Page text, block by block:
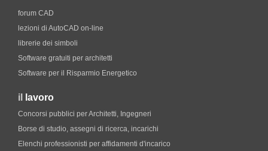
forum CAD
lezioni di AutoCAD on-line
librerie dei simboli
Software gratuiti per architetti
Software per il Risparmio Energetico
il lavoro
Concorsi pubblici per Architetti, Ingegneri
Borse di studio, assegni di ricerca, incarichi
Elenchi professionisti per affidamenti d'incarico